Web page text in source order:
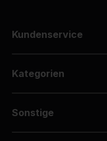
Kundenservice
Kategorien
Sonstige